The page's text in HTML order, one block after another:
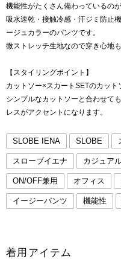
機能性がたくさん備わっているのが
吸水速乾・接触冷感・汗ジミ防止
ージュカラーのパンツです。
微ストレッチ生地なので穿き心地
【スタイリングポイント】
カットソー×スカートSETのカット
シンプルなカットソーと合わせて
レスがアクセントになります。
SLOBE IENA SLOBE
スローブイエナ カジュア
ON/OFF兼用 オフィス
イージーパンツ 機能性
着用アイテム